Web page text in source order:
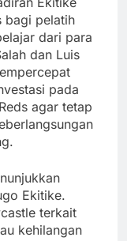
bagi pelatih
dari para
dan Luis
pada
agar tetap
Ekitike.
terkait
kehilangan